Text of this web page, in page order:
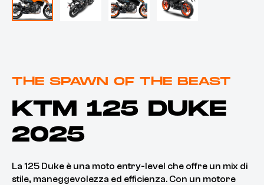
THE SPAWN OF THE BEAST
KTM 125 DUKE
2025
La 125 Duke è una moto entry-level che offre un mix di
stile, maneggevolezza ed efficienza. Con un motore